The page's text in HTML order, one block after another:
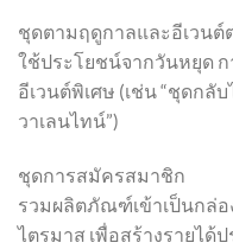
ชุดตามฤดูกาลและอีเวนต์
ใช้ประโยชน์จากวันหยุด
อีเวนต์พิเศษ (เช่น “ชุดกลั
วาเลนไทน์”)
ชุดการสมัครสมาชิก
รวมผลิตภัณฑ์เข้าเป็นกล่
ไตรมาส เพื่อสร้างรายได้ป